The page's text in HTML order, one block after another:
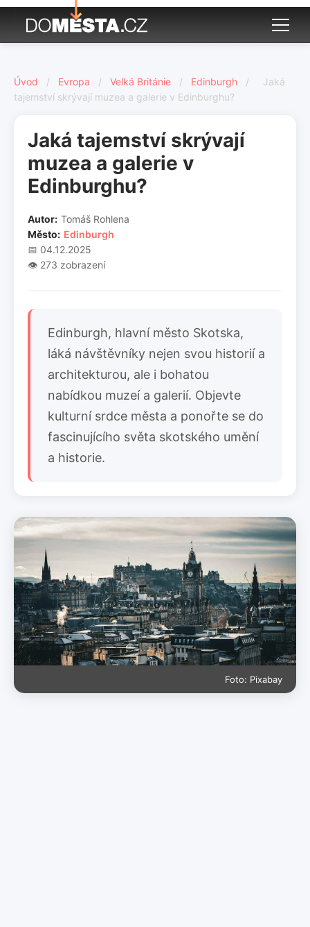
Úvod / Evropa / Velká Británie / Edinburgh /
Jaká
tajemství skrývají muzea a galerie v Edinburghu?
Jaká tajemství skrývají
muzea a galerie v
Edinburghu?
Autor: Tomáš Rohlena
Město: Edinburgh
📅 04.12.2025
👁️ 273 zobrazení
Edinburgh, hlavní město Skotska,
láká návštěvníky nejen svou historií a
architekturou, ale i bohatou
nabídkou muzeí a galerií. Objevte
kulturní srdce města a ponořte se do
fascinujícího světa skotského umění
a historie.
Foto: Pixabay